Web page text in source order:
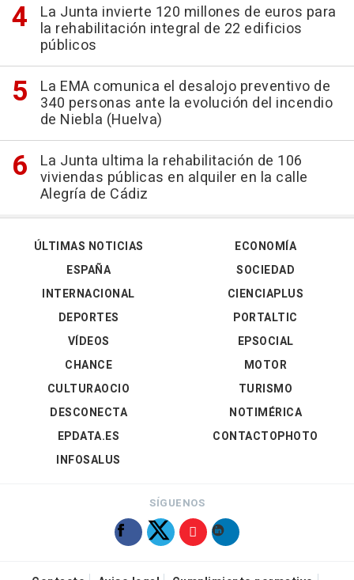
La Junta invierte 120 millones de euros para
la rehabilitación integral de 22 edificios
públicos
La EMA comunica el desalojo preventivo de
340 personas ante la evolución del incendio
de Niebla (Huelva)
La Junta ultima la rehabilitación de 106
viviendas públicas en alquiler en la calle
Alegría de Cádiz
ÚLTIMAS NOTICIAS
ESPAÑA
INTERNACIONAL
DEPORTES
VÍDEOS
ECONOMÍA
SOCIEDAD
CIENCIAPLUS
PORTALTIC
EPSOCIAL
CHANCE
CULTURAOCIO
DESCONECTA
EPDATA.ES
INFOSALUS
MOTOR
TURISMO
NOTIMÉRICA
CONTACTOPHOTO
SÍGUENOS